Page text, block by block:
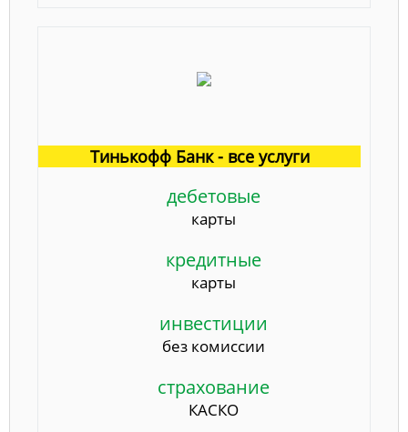
Тинькофф Банк - все услуги
дебетовые
карты
кредитные
карты
инвестиции
без комиссии
страхование
КАСКО